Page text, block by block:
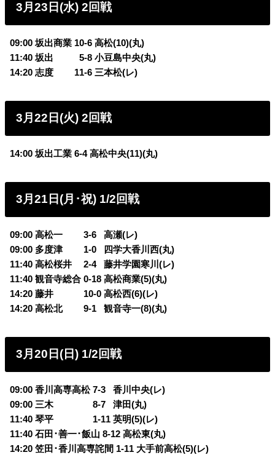
3月23日(水) 2回戦
09:00 坂出商業 10-6 高松(10)(丸)
11:40 坂出
05-8 小豆島中央(丸)
14:20 志度 11-6 三本松(レ)
3月22日(火) 2回戦
14:00 坂出工業 6-4 高松中央(11)(丸)
3月21日(月･祝) 1/2回戦
09:00 高松一 3-6 0高瀬(レ)
09:00 多度津 1-0
四学大香川西(丸)
11:40 高松桜井 2-4
0藤井学園寒川(レ)
11:40 観音寺総合 0-18 高松商業(5)(丸)
14:20 藤井 10-0 高松西(6)(レ)
14:20 高松北 9-1
0観音寺一(8)(丸)
3月20日(日) 1/2回戦
09:00 香川高専高松 7-3 0香川中央(レ)
09:00 三木 8-7
0津田(丸)
11:40 琴平 1-11 英明(5)(レ)
11:40 石田･善一･飯山 8-12 高松東(丸)
14:20 笠田･香川高専詫間 1-11 大手前高松(5)(レ)